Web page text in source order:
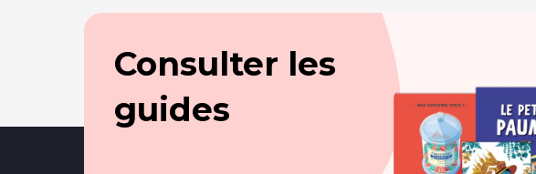
Consulter les
guides